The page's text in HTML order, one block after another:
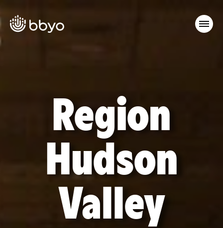
Region
Hudson
Valley